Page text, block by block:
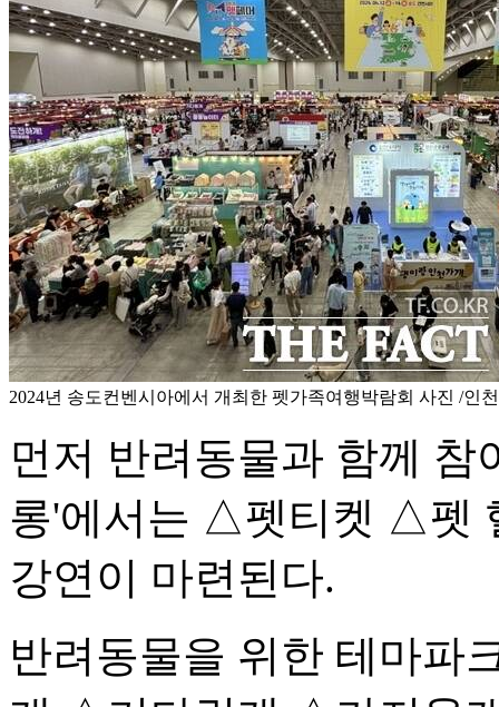
2024년 송도컨벤시아에서 개최한 펫가족여행박람회 사진 /인
먼저 반려동물과 함께
롱'에서는 △펫티켓 △펫
강연이 마련된다.
반려동물을 위한 테마파